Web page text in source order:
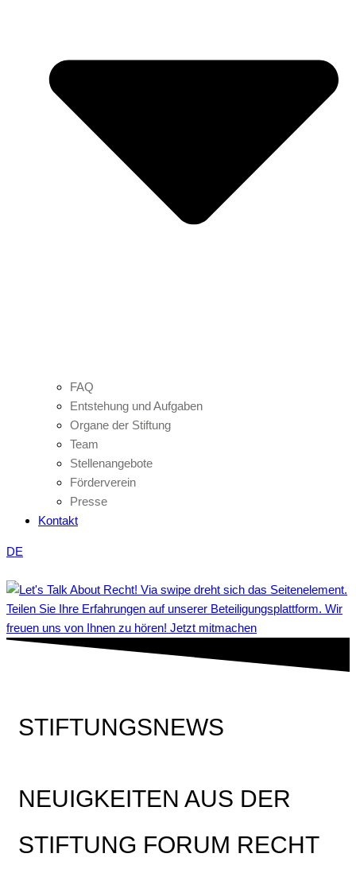
FAQ
Entstehung und Aufgaben
Organe der Stiftung
Team
Stellenangebote
Förderverein
Presse
Kontakt
DE
Teilen Sie Ihre Erfahrungen auf unserer Beteiligungsplattform. Wir
freuen uns von Ihnen zu hören! Jetzt mitmachen
STIFTUNGSNEWS
NEUIGKEITEN AUS DER
STIFTUNG FORUM RECHT